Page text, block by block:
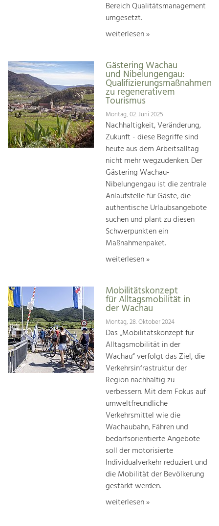
Bereich Qualitätsmanagement
umgesetzt.
weiterlesen »
Gästering Wachau
und Nibelungengau:
Qualifizierungsmaßnahmen
zu regenerativem
Tourismus
Montag, 02. Juni 2025
Nachhaltigkeit, Veränderung,
Zukunft - diese Begriffe sind
heute aus dem Arbeitsalltag
nicht mehr wegzudenken. Der
Gästering Wachau-
Nibelungengau ist die zentrale
Anlaufstelle für Gäste, die
authentische Urlaubsangebote
suchen und plant zu diesen
Schwerpunkten ein
Maßnahmenpaket.
weiterlesen »
Mobilitätskonzept
für Alltagsmobilität in
der Wachau
Montag, 28. Oktober 2024
Das „Mobilitätskonzept für
Alltagsmobilität in der
Wachau“ verfolgt das Ziel, die
Verkehrsinfrastruktur der
Region nachhaltig zu
verbessern. Mit dem Fokus auf
umweltfreundliche
Verkehrsmittel wie die
Wachaubahn, Fähren und
bedarfsorientierte Angebote
soll der motorisierte
Individualverkehr reduziert und
die Mobilität der Bevölkerung
gestärkt werden.
weiterlesen »